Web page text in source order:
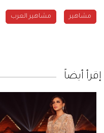
مشاهير مشاهير العرب
إقرأ أيضاً